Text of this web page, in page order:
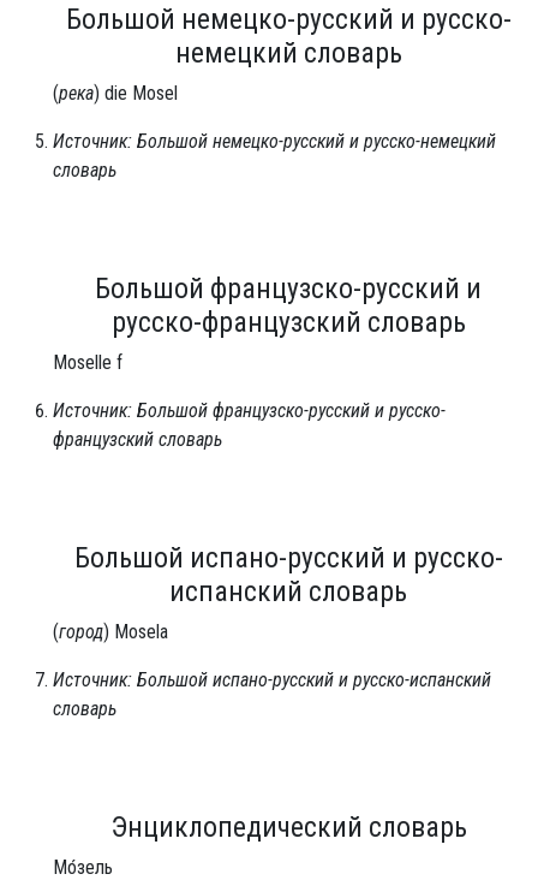
Большой немецко-русский и русско-
немецкий словарь
(река) die Mosel
Источник: Большой немецко-русский и русско-немецкий
словарь
Большой французско-русский и
русско-французский словарь
Moselle f
Источник: Большой французско-русский и русско-
французский словарь
Большой испано-русский и русско-
испанский словарь
(город) Mosela
Источник: Большой испано-русский и русско-испанский
словарь
Энциклопедический словарь
Мо́зель